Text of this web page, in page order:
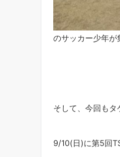
のサッカー少年が
そして、今回もタ
9/10(日)に第5回